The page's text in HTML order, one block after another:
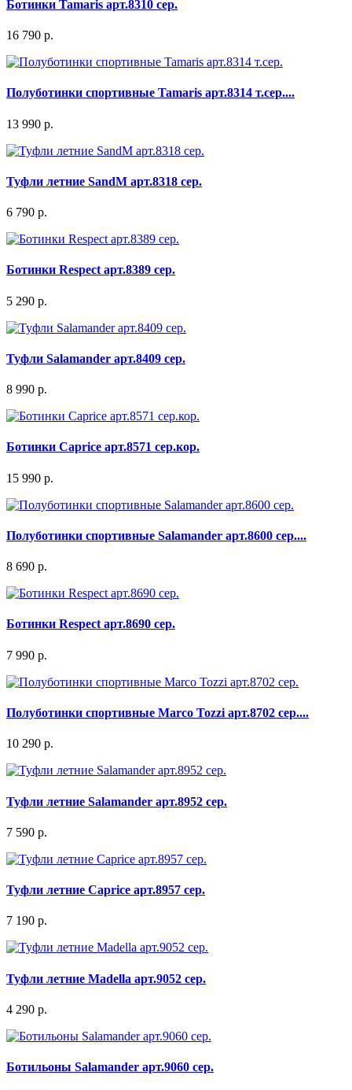
Ботинки Tamaris арт.8310 сер.
16 790 р.
Полуботинки спортивные Tamaris арт.8314 т.сер....
13 990 р.
Туфли летние SandM арт.8318 сер.
6 790 р.
Ботинки Respect арт.8389 сер.
5 290 р.
Туфли Salamander арт.8409 сер.
8 990 р.
Ботинки Caprice арт.8571 сер.кор.
15 990 р.
Полуботинки спортивные Salamander арт.8600 сер....
8 690 р.
Ботинки Respect арт.8690 сер.
7 990 р.
Полуботинки спортивные Marco Tozzi арт.8702 сер....
10 290 р.
Туфли летние Salamander арт.8952 сер.
7 590 р.
Туфли летние Caprice арт.8957 сер.
7 190 р.
Туфли летние Madella арт.9052 сер.
4 290 р.
Ботильоны Salamander арт.9060 сер.